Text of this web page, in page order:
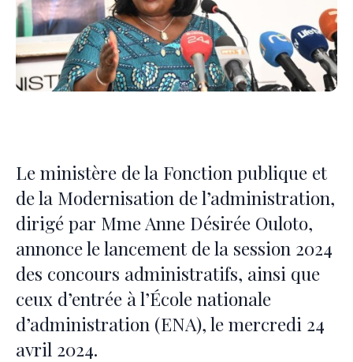
Le ministère de la Fonction publique et
de la Modernisation de l’administration,
dirigé par Mme Anne Désirée Ouloto,
annonce le lancement de la session 2024
des concours administratifs, ainsi que
ceux d’entrée à l’École nationale
d’administration (ENA), le mercredi 24
avril 2024.